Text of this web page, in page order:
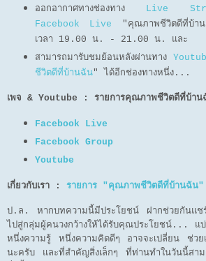
ออกอากาศทางช่องทาง Live
Facebook Live "คุณภาพชีวิตดีที่บ้
เวลา 19.00 น. - 21.00 น. และ
สามารถมารับชมย้อนหลังผ่านทาง
ชีวิตดีที่บ้านฉัน" ได้อีกช่องทางหนึ่ง...
เพจ & Youtube : รายการคุณภาพชีวิตดีที่บ้าน
Facebook Live
Facebook Group
Youtube
เกี่ยวกับเรา : รายการ "คุณภาพชีวิตดีที่บ้านฉัน"
ป.ล. หากบทความนี้มีประโยชน์ ฝากช่วยกันแช
ไปสู่กลุ่มผู้คนวงกว้างให้ได้รับคุณประโยชน์... แ
หนึ่งความรู้ หนึ่งความคิดดีๆ อาจจะเปลี่ยน ช่ว
นะครับ และที่สำคัญสิ่งเล็กๆ ที่ท่านทำในวันนี้สาม